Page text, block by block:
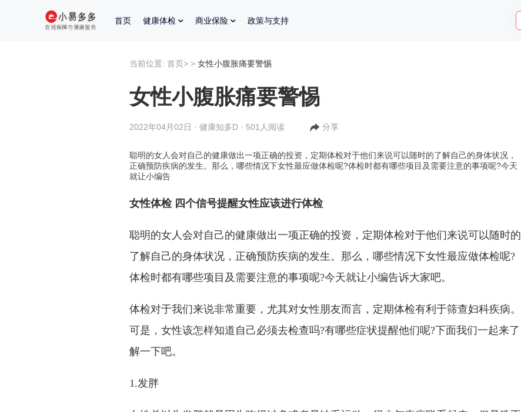
首页 健康体检 商业保险 政策与支持
当前位置: 首页> > 女性小腹胀痛要警惕
女性小腹胀痛要警惕
2022年04月02日 · 健康知多D · 501人阅读 分享
聪明的女人会对自己的健康做出一项正确的投资，定期体检对于他们来说可以随时的了解自己的身体状况，
正确预防疾病的发生。那么，哪些情况下女性最应做体检呢?体检时都有哪些项目及需要注意的事项呢?今天
就让小编告
女性体检 四个信号提醒女性应该进行体检
聪明的女人会对自己的健康做出一项正确的投资，定期体检对于他们来说可以随时的
了解自己的身体状况，正确预防疾病的发生。那么，哪些情况下女性最应做体检呢?
体检时都有哪些项目及需要注意的事项呢?今天就让小编告诉大家吧。
体检对于我们来说非常重要，尤其对女性朋友而言，定期体检有利于筛查妇科疾病。
可是，女性该怎样知道自己必须去检查吗?有哪些症状提醒他们呢?下面我们一起来了
解一下吧。
1.发胖